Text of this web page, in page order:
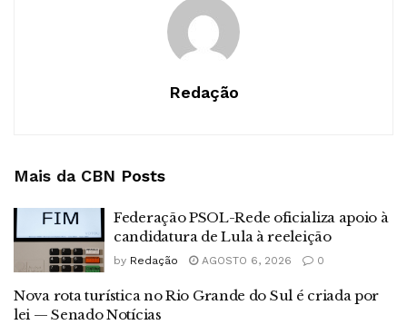
Redação
Mais da CBN Posts
Federação PSOL-Rede oficializa apoio à
candidatura de Lula à reeleição
by Redação AGOSTO 6, 2026 0
Nova rota turística no Rio Grande do Sul é criada por
lei — Senado Notícias